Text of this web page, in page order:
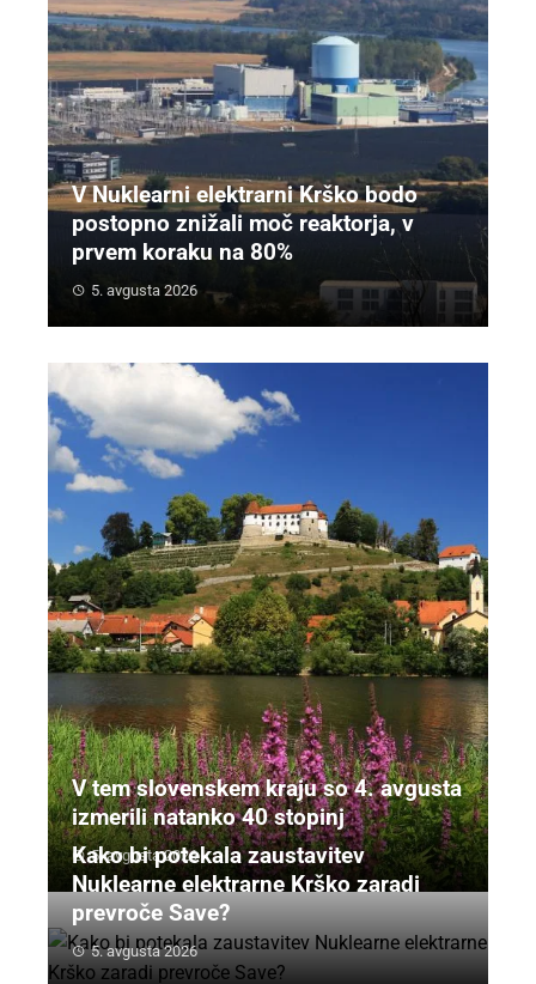
V Nuklearni elektrarni Krško bodo
postopno znižali moč reaktorja, v
prvem koraku na 80%
5. avgusta 2026
V tem slovenskem kraju so 4. avgusta
izmerili natanko 40 stopinj
5. avgusta 2026
Kako bi potekala zaustavitev
Nuklearne elektrarne Krško zaradi
prevroče Save?
5. avgusta 2026